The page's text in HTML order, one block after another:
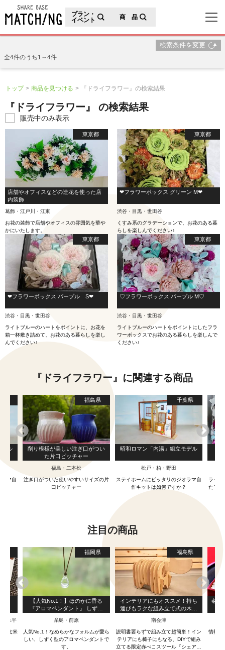
プラン・
イベント
商 品
検索条件を変更
全4件のうち1～4件
トップ 商品を見つける 『ドライフラワー』の検索結果
『ドライフラワー』 の検索結果
販売中のみ表示
東京都
店舗やオフィスなどの造花を使った店
内装飾
葛飾・江戸川・江東
お花の装飾で店舗やオフィスの雰囲気を華や
かにいたします。
東京都
❤︎フラワーボックス グリーン M❤︎
渋谷・目黒・世田谷
くすみ系のグラデーションで、お花のある暮
らしを楽しんでください♪
東京都
❤︎フラワーボックス パープル S❤︎
渋谷・目黒・世田谷
ライトブルーのハートをポイントに、お花を
箱一杯敷き詰めて、お花のある暮らしを楽し
んでください♪
東京都
♡フラワーボックス パープル M♡
渋谷・目黒・世田谷
ライトブルーのハートをポイントにしたフラ
ワーボックスでお花のある暮らしを楽しんで
ください♪
『ドライフラワー』に関連する商品
デル
ラマ自
福島県
削り模様が美しい注ぎ口がつい
た片口ピッチャー
福島・二本松
注ぎ口がついた使いやすいサイズの片
口ピッチャー
千葉県
昭和ロマン「内湯」組立モデル
松戸・柏・野田
ステイホームにピッタリのジオラマ自
作キットは如何ですか？
ライト
たフラ
注目の商品
姫木平
」玄米
福岡県
【人気No.1！】ほのかに香る
『アロマペンダント』 しずく
糸島・前原
人気No.1！なめらかなフォルムが愛ら
しい、しずく型のアロマペンダントで
す。
福島県
インテリアにもオススメ！持ち
運びもラクな組み立て式の木製
南会津
説明書要らずで組み立て超簡単！イン
テリアにも椅子にもなる、DIYで組み
立てる限定赤べこスツール『シェアベ
令和
情熱を